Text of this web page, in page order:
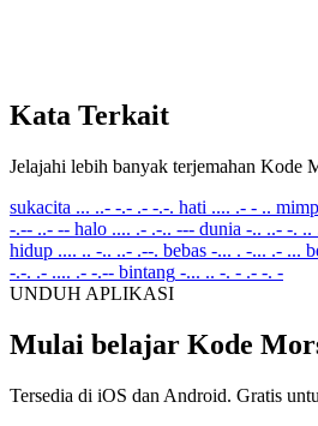
Kata Terkait
Jelajahi lebih banyak terjemahan Kode
sukacita ... ..- -.- .- -.-. hati .... .- - ..
-.-- ..- -- halo .... .- .-.. --- dunia -.. ..- -. ..
hidup .... .. -.. ..- .--. bebas -... . -... .- ...
-.-. .- .... .- -.-- bintang -... .. -. - .- -. -
UNDUH APLIKASI
Mulai belajar Kode
Tersedia di iOS dan Android. Gratis